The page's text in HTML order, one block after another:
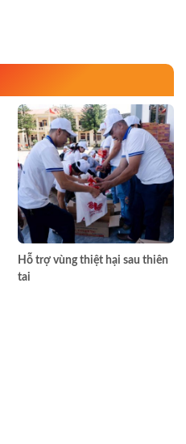
Hỗ trợ vùng thiệt hại sau thiên
tai